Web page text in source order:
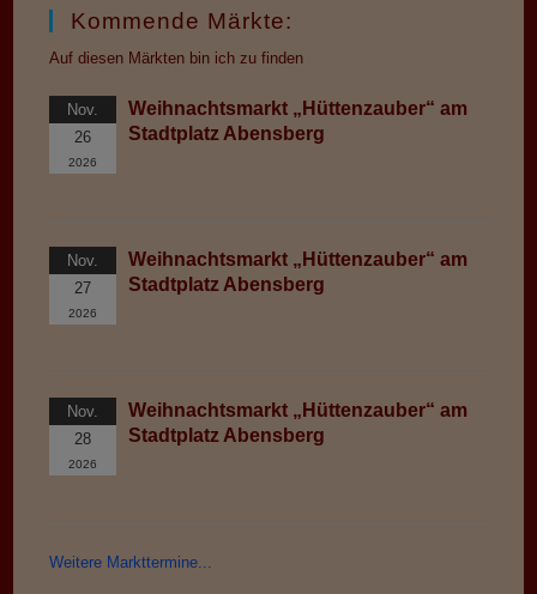
Kommende Märkte:
Auf diesen Märkten bin ich zu finden
Nov.
26
2026
Weihnachtsmarkt „Hüttenzauber“ am
Stadtplatz Abensberg
Nov.
27
2026
Weihnachtsmarkt „Hüttenzauber“ am
Stadtplatz Abensberg
Nov.
28
2026
Weihnachtsmarkt „Hüttenzauber“ am
Stadtplatz Abensberg
Weitere Markttermine...